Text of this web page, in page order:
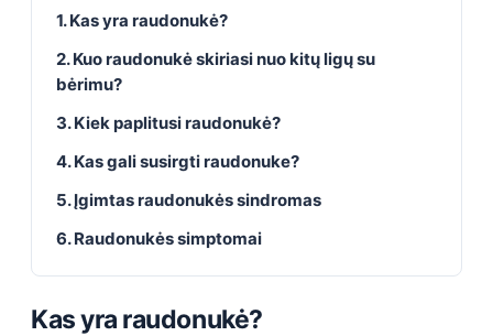
1. Kas yra raudonukė?
2. Kuo raudonukė skiriasi nuo kitų ligų su
bėrimu?
3. Kiek paplitusi raudonukė?
4. Kas gali susirgti raudonuke?
5. Įgimtas raudonukės sindromas
6. Raudonukės simptomai
Kas yra raudonukė?